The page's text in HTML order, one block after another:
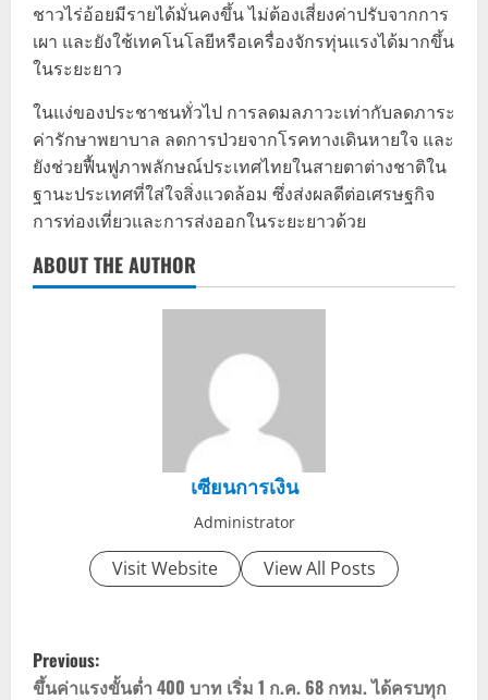
ชาวไร่อ้อยมีรายได้มั่นคงขึ้น ไม่ต้องเสี่ยงค่าปรับจากการ
เผา และยังใช้เทคโนโลยีหรือเครื่องจักรทุ่นแรงได้มากขึ้น
ในระยะยาว
ในแง่ของประชาชนทั่วไป การลดมลภาวะเท่ากับลดภาระ
ค่ารักษาพยาบาล ลดการป่วยจากโรคทางเดินหายใจ และ
ยังช่วยฟื้นฟูภาพลักษณ์ประเทศไทยในสายตาต่างชาติใน
ฐานะประเทศที่ใส่ใจสิ่งแวดล้อม ซึ่งส่งผลดีต่อเศรษฐกิจ
การท่องเที่ยวและการส่งออกในระยะยาวด้วย
ABOUT THE AUTHOR
เซียนการเงิน
Administrator
Visit Website View All Posts
P
Previous:
ขึ้นค่าแรงขั้นต่ำ 400 บาท เริ่ม 1 ก.ค. 68 กทม. ได้ครบทุก